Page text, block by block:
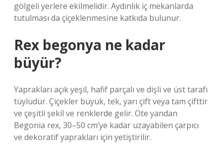
gölgeli yerlere ekilmelidir. Aydınlık iç mekanlarda
tutulması da çiçeklenmesine katkıda bulunur.
Rex begonya ne kadar
büyür?
Yaprakları açık yeşil, hafif parçalı ve dişli ve üst tarafı
tüylüdür. Çiçekler büyük, tek, yarı çift veya tam çifttir
ve çeşitli şekil ve renklerde gelir. Öte yandan
Begonia rex, 30–50 cm’ye kadar uzayabilen çarpıcı
ve dekoratif yaprakları için yetiştirilir.